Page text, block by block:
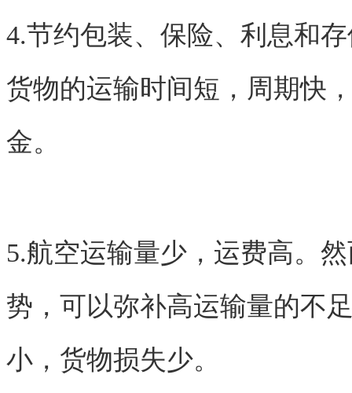
4.节约包装、保险、利息和
货物的运输时间短，周期快
金。
5.航空运输量少，运费高。
势，可以弥补高运输量的不
小，货物损失少。